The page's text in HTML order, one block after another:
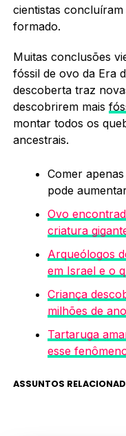
cientistas
formado.
Muitas conclusões
fóssil de ovo da Era
descoberta traz
descobrirem mais
montar todos os
ancestrais.
Comer
pode
Ovo
criatura
Arqueólogos
em Israel e o
Criança
milhões de
Tartaruga
esse
ASSUNTOS